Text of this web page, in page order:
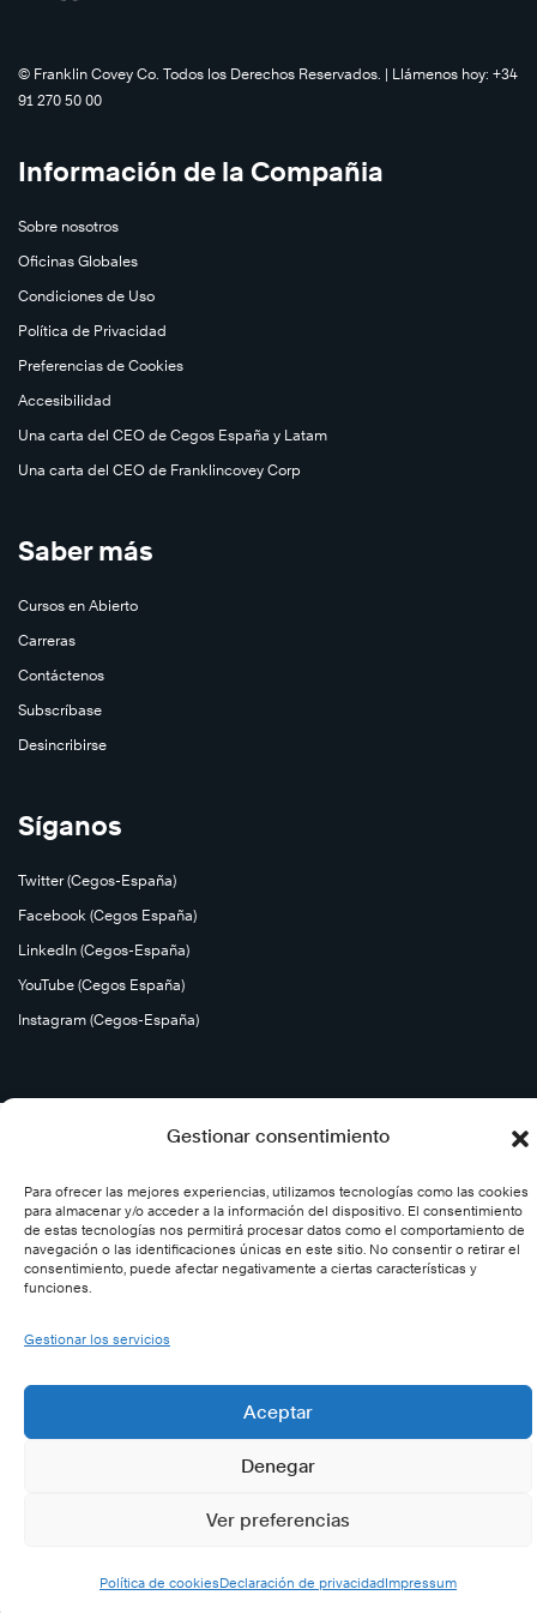
Gestionar consentimiento
Para ofrecer las mejores experiencias, utilizamos tecnologías como las cookies
para almacenar y/o acceder a la información del dispositivo. El consentimiento
de estas tecnologías nos permitirá procesar datos como el comportamiento de
navegación o las identificaciones únicas en este sitio. No consentir o retirar el
consentimiento, puede afectar negativamente a ciertas características y
funciones.
Gestionar los servicios
Aceptar
Denegar
Ver preferencias
Política de cookiesDeclaración de privacidadImpressum
©️ Franklin Covey Co. Todos los Derechos Reservados. | Llámenos hoy: +34
91 270 50 00
Información de la Compañia
Sobre nosotros
Oficinas Globales
Condiciones de Uso
Política de Privacidad
Preferencias de Cookies
Accesibilidad
Una carta del CEO de Cegos España y Latam
Una carta del CEO de Franklincovey Corp
Saber más
Cursos en Abierto
Carreras
Contáctenos
Subscríbase
Desincribirse
Síganos
Twitter (Cegos-España)
Facebook (Cegos España)
LinkedIn (Cegos-España)
YouTube (Cegos España)
Instagram (Cegos-España)